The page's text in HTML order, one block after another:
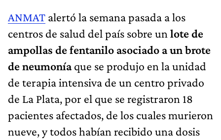
ANMAT alertó la semana pasada a los
centros de salud del país sobre un lote de
ampollas de fentanilo asociado a un brote
de neumoníaque se produjo en la unidad
de terapia intensiva de un centro privado
de La Plata, por el que se registraron 18
pacientes afectados, de los cuales murieron
nueve, y todos habían recibido una dosis